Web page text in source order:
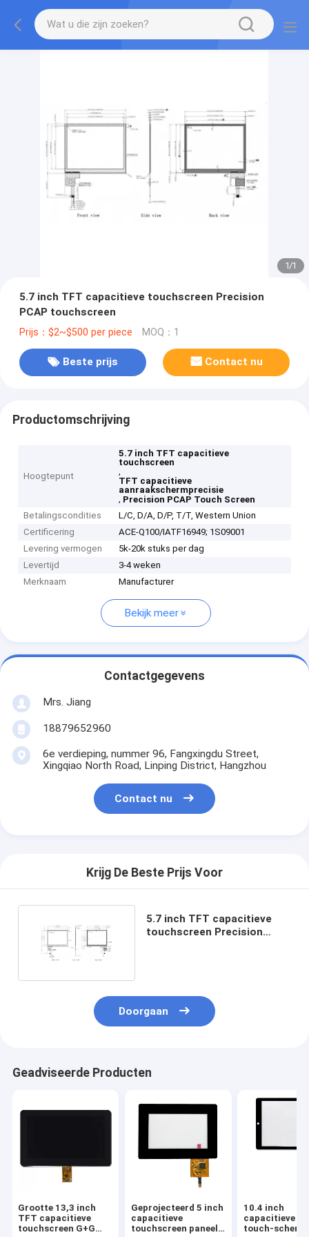
1/1
5.7 inch TFT capacitieve touchscreen Precision
PCAP touchscreen
Prijs：$2~$500 per piece MOQ：1
Beste prijs Contact nu
Productomschrijving
Hoogtepunt
5.7 inch TFT capacitieve
touchscreen
,
TFT capacitieve
aanraakschermprecisie
, Precision PCAP Touch Screen
Betalingscondities
L/C, D/A, D/P, T/T, Western Union
Certificering
ACE-Q100/IATF16949; 1S09001
Levering vermogen
5k-20k stuks per dag
Levertijd
3-4 weken
Merknaam
Manufacturer
Bekijk meer
Contactgegevens
Mrs. Jiang
18879652960
6e verdieping, nummer 96, Fangxingdu Street,
Xingqiao North Road, Linping District, Hangzhou
Contact nu
Krijg De Beste Prijs Voor
5.7 inch TFT capacitieve
touchscreen Precision
Doorgaan
Geadviseerde Producten
Grootte 13,3 inch
TFT capacitieve
touchscreen G+G
Geprojecteerd 5 inch
capacitieve
touchscreen paneel
10.4 inch
capacitieve
touch-